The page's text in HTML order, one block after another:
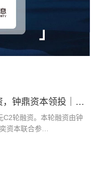
瑞数信息完成3亿元C2轮融资，钟鼎资本领投｜钟鼎生态
C2轮融资。本轮融资由钟
资本联合参…